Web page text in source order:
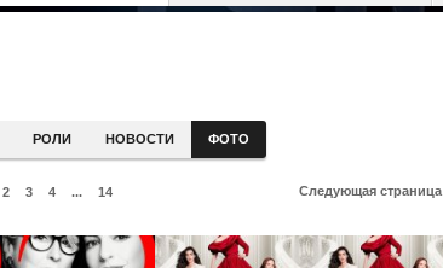
РОЛИ НОВОСТИ ФОТО
2 3 4 ... 14 Следующая страница